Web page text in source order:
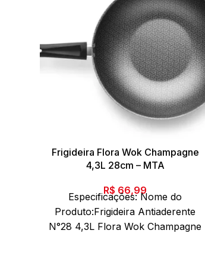
Frigideira Flora Wok Champagne
4,3L 28cm – MTA
R$ 66,99
Especificações: Nome do
Produto:Frigideira Antiaderente
N°28 4,3L Flora Wok Champagne